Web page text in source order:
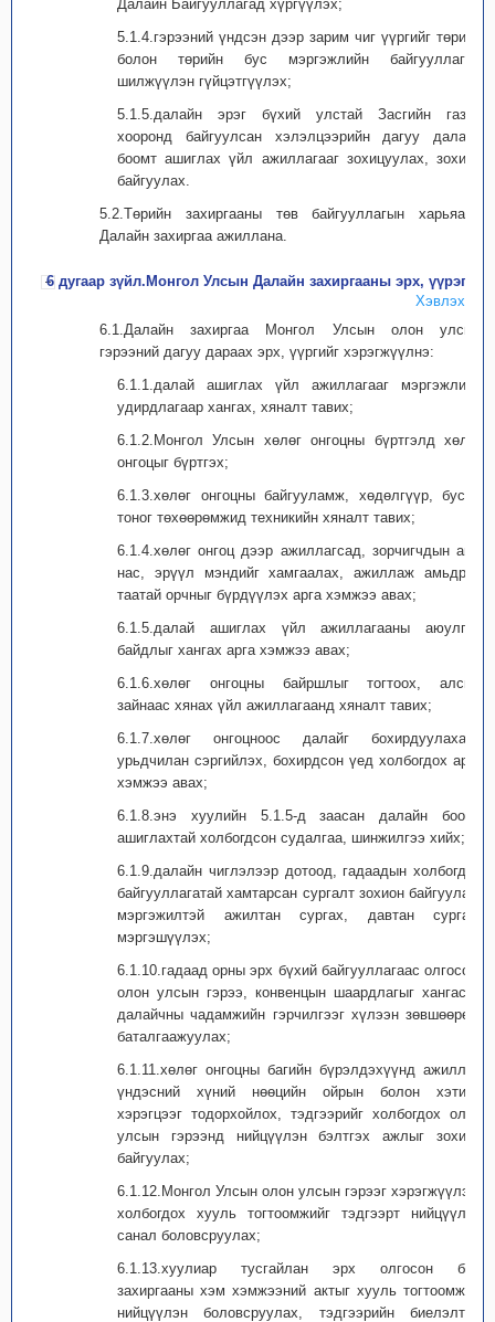
Далайн Байгууллагад хүргүүлэх;
5.1.4.гэрээний үндсэн дээр зарим чиг үүргийг төрийн
болон төрийн бус мэргэжлийн байгууллагад
шилжүүлэн гүйцэтгүүлэх;
5.1.5.далайн эрэг бүхий улстай Засгийн газар
хооронд байгуулсан хэлэлцээрийн дагуу далайн
боомт ашиглах үйл ажиллагааг зохицуулах, зохион
байгуулах.
5.2.Төрийн захиргааны төв байгууллагын харьяанд
Далайн захиргаа ажиллана.
6 дугаар зүйл.Монгол Улсын Далайн захиргааны эрх, үүрэг
Хэвлэх
6.1.Далайн захиргаа Монгол Улсын олон улсын
гэрээний дагуу дараах эрх, үүргийг хэрэгжүүлнэ:
6.1.1.далай ашиглах үйл ажиллагааг мэргэжлийн
удирдлагаар хангах, хяналт тавих;
6.1.2.Монгол Улсын хөлөг онгоцны бүртгэлд хөлөг
онгоцыг бүртгэх;
6.1.3.хөлөг онгоцны байгууламж, хөдөлгүүр, бусад
тоног төхөөрөмжид техникийн хяналт тавих;
6.1.4.хөлөг онгоц дээр ажиллагсад, зорчигчдын амь
нас, эрүүл мэндийг хамгаалах, ажиллаж амьдрах
таатай орчныг бүрдүүлэх арга хэмжээ авах;
6.1.5.далай ашиглах үйл ажиллагааны аюулгүй
байдлыг хангах арга хэмжээ авах;
6.1.6.хөлөг онгоцны байршлыг тогтоох, алсын
зайнаас хянах үйл ажиллагаанд хяналт тавих;
6.1.7.хөлөг онгоцноос далайг бохирдуулахаас
урьдчилан сэргийлэх, бохирдсон үед холбогдох арга
хэмжээ авах;
6.1.8.энэ хуулийн 5.1.5-д заасан далайн боомт
ашиглахтай холбогдсон судалгаа, шинжилгээ хийх;
6.1.9.далайн чиглэлээр дотоод, гадаадын холбогдох
байгууллагатай хамтарсан сургалт зохион байгуулах,
мэргэжилтэй ажилтан сургах, давтан сургах,
мэргэшүүлэх;
6.1.10.гадаад орны эрх бүхий байгууллагаас олгосон,
олон улсын гэрээ, конвенцын шаардлагыг хангасан
далайчны чадамжийн гэрчилгээг хүлээн зөвшөөрөх,
баталгаажуулах;
6.1.11.хөлөг онгоцны багийн бүрэлдэхүүнд ажиллах
үндэсний хүний нөөцийн ойрын болон хэтийн
хэрэгцээг тодорхойлох, тэдгээрийг холбогдох олон
улсын гэрээнд нийцүүлэн бэлтгэх ажлыг зохион
байгуулах;
6.1.12.Монгол Улсын олон улсын гэрээг хэрэгжүүлэх,
холбогдох хууль тогтоомжийг тэдгээрт нийцүүлэх
санал боловсруулах;
6.1.13.хуулиар тусгайлан эрх олгосон бол
захиргааны хэм хэмжээний актыг хууль тогтоомжид
нийцүүлэн боловсруулах, тэдгээрийн биелэлтэд